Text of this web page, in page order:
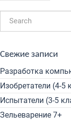
Свежие записи
Разработка
Изобретатели (4-5
Испытатели (3-5
Зельеварение 7+